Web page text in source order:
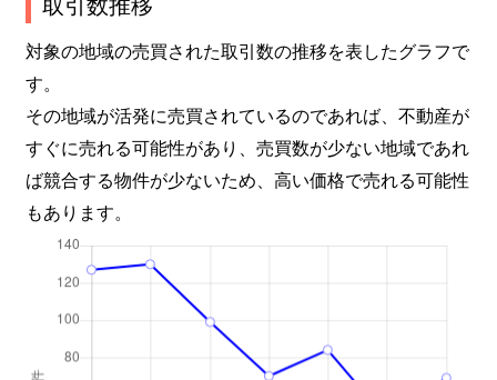
対象の地域の売買された取引数の推移を表したグラフで
す。
その地域が活発に売買されているのであれば、不動産が
すぐに売れる可能性があり、売買数が少ない地域であれ
ば競合する物件が少ないため、高い価格で売れる可能性
もあります。